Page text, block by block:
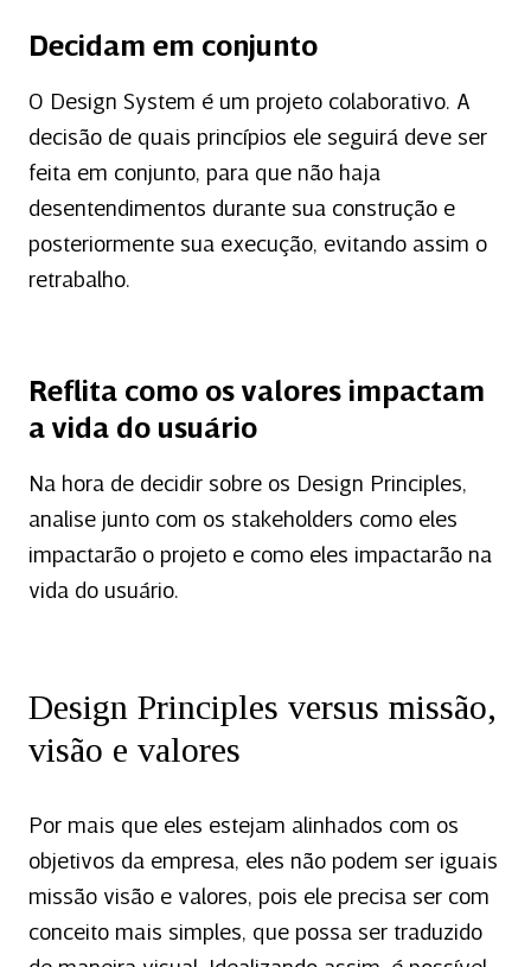
Decidam em conjunto
O Design System é um projeto colaborativo. A
decisão de quais princípios ele seguirá deve ser
feita em conjunto, para que não haja
desentendimentos durante sua construção e
posteriormente sua execução, evitando assim o
retrabalho.
Reflita como os valores impactam
a vida do usuário
Na hora de decidir sobre os Design Principles,
analise junto com os stakeholders como eles
impactarão o projeto e como eles impactarão na
vida do usuário.
Design Principles versus missão,
visão e valores
Por mais que eles estejam alinhados com os
objetivos da empresa, eles não podem ser iguais
missão visão e valores, pois ele precisa ser com
conceito mais simples, que possa ser traduzido